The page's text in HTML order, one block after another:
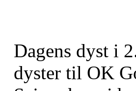
Dagens dyst i
dyster til OK